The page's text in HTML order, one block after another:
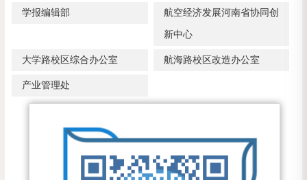
学报编辑部
航空经济发展河南省协同创
新中心
大学路校区综合办公室 航海路校区改造办公室
产业管理处